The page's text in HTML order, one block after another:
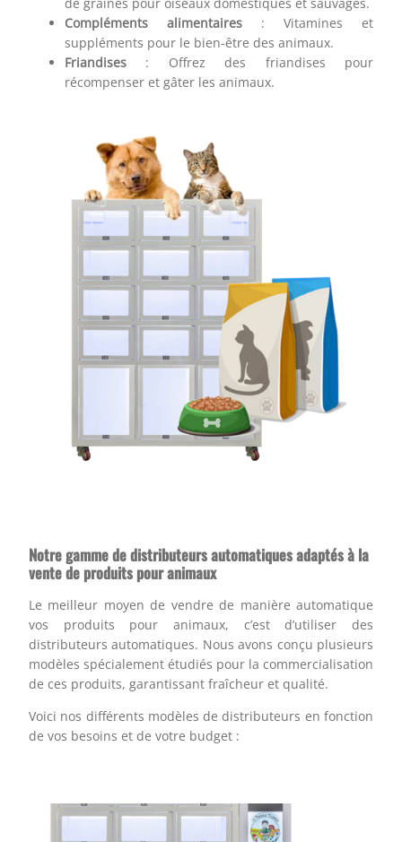
Compléments alimentaires : Vitamines et
suppléments pour le bien-être des animaux.
Friandises : Offrez des friandises pour
récompenser et gâter les animaux.
Notre gamme de distributeurs automatiques adaptés à la
vente de produits pour animaux
Le meilleur moyen de vendre de manière automatique
vos produits pour animaux, c’est d’utiliser des
distributeurs automatiques. Nous avons conçu plusieurs
modèles spécialement étudiés pour la commercialisation
de ces produits, garantissant fraîcheur et qualité.
Voici nos différents modèles de distributeurs en fonction
de vos besoins et de votre budget :